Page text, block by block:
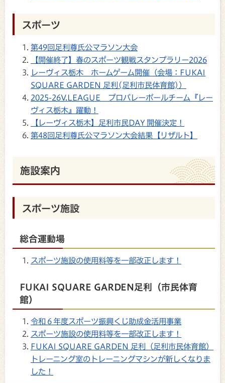
スポーツ
第49回足利尊氏公マラソン大会
【開催終了】春のスポーツ観戦スタンプラリー2026
レーヴィス栃木 ホームゲーム開催（会場：FUKAI
SQUARE GARDEN 足利(足利市民体育館)）
2025-26V.LEAGUE プロバレーボールチーム『レー
ヴィス栃木』躍動！
【レーヴィス栃木】足利市民DAY 開催決定！
第48回足利尊氏公マラソン大会結果【リザルト】
施設案内
スポーツ施設
総合運動場
スポーツ施設の使用料等を一部改正します！
FUKAI SQUARE GARDEN足利（市民体育
館）
令和６年度スポーツ振興くじ助成金活用事業
スポーツ施設の使用料等を一部改正します！
FUKAI SQUARE GARDEN 足利（足利市民体育館）
トレーニング室のトレーニングマシンが新しくなりま
した！